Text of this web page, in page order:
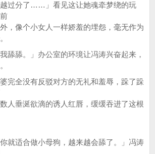
分了……」看见这让她魂牵梦绕的玩
，像个小女人一样娇羞的埋怨，毫无作为
舔。」办公室的环境让冯涛兴奋起来，
没有反驳对方的无礼和羞辱，跺了跺
人垂涎欲滴的诱人红唇，缓缓吞进了这根
适合做小母狗，越来越会舔了。」冯涛